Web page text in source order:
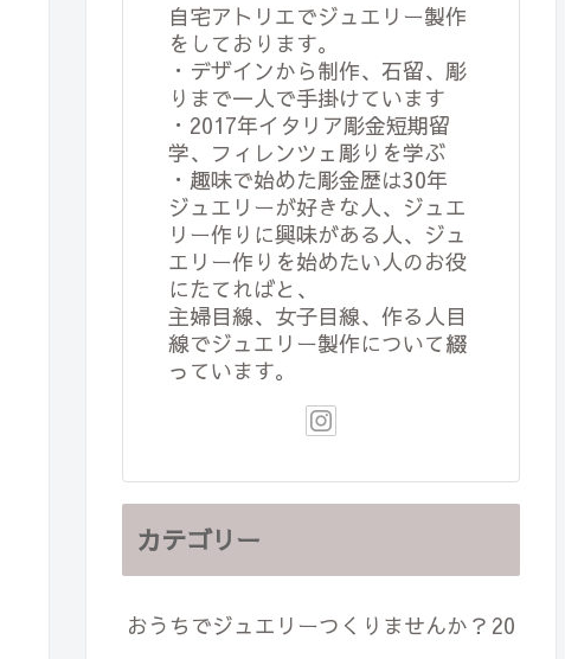
自宅アトリエでジュエリー製作
をしております。
・デザインから制作、石留、彫
りまで一人で手掛けています
・2017年イタリア彫金短期留
学、フィレンツェ彫りを学ぶ
・趣味で始めた彫金歴は30年
ジュエリーが好きな人、ジュエ
リー作りに興味がある人、ジュ
エリー作りを始めたい人のお役
にたてればと、
主婦目線、女子目線、作る人目
線でジュエリー製作について綴
っています。
カテゴリー
おうちでジュエリーつくりませんか？ 20